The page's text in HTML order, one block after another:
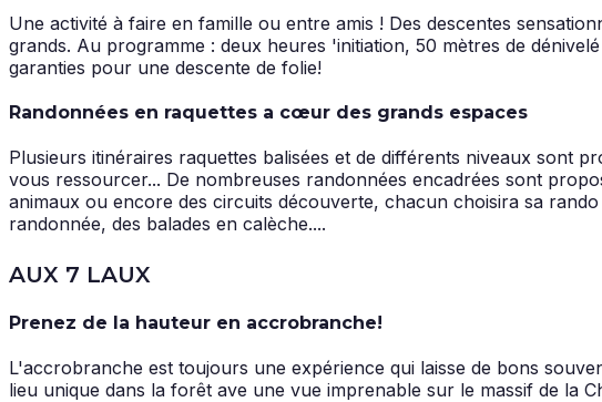
Une activité à faire en famille ou entre amis ! Des descentes
grands. Au programme : deux heures 'initiation, 50 mètres de
garanties pour une descente de folie!
Randonnées en raquettes a cœur des grands espaces
Plusieurs itinéraires raquettes balisées et de différents niveaux sont
vous ressourcer... De nombreuses randonnées encadrées sont
animaux ou encore des circuits découverte, chacun choisira sa
randonnée, des balades en calèche....
AUX 7 LAUX
Prenez de la hauteur en accrobranche!
L'accrobranche est toujours une expérience qui laisse de bons
lieu unique dans la forêt ave une vue imprenable sur le massif de la